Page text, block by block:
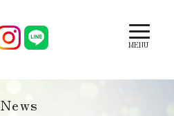
MENU
News